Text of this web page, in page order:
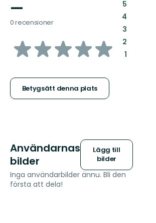
—
0 recensioner
av
stjärnor
Betygsätt denna plats
5:
4:
3:
2:
1:
Användarnas
bilder
Lägg till
bilder
Inga användarbilder ännu. Bli den
första att dela!